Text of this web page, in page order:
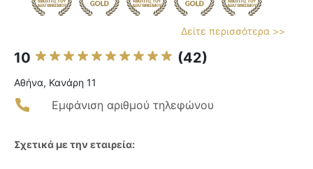
Δείτε περισσότερα >>
10 (42)
Αθήνα, Κανάρη 11
Εμφάνιση αριθμού τηλεφώνου
Σχετικά με την εταιρεία: